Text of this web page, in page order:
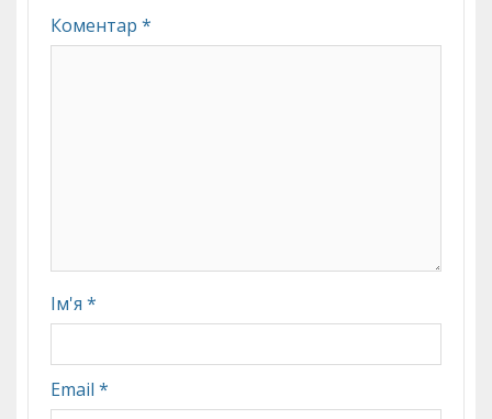
Коментар *
Ім'я *
Email *